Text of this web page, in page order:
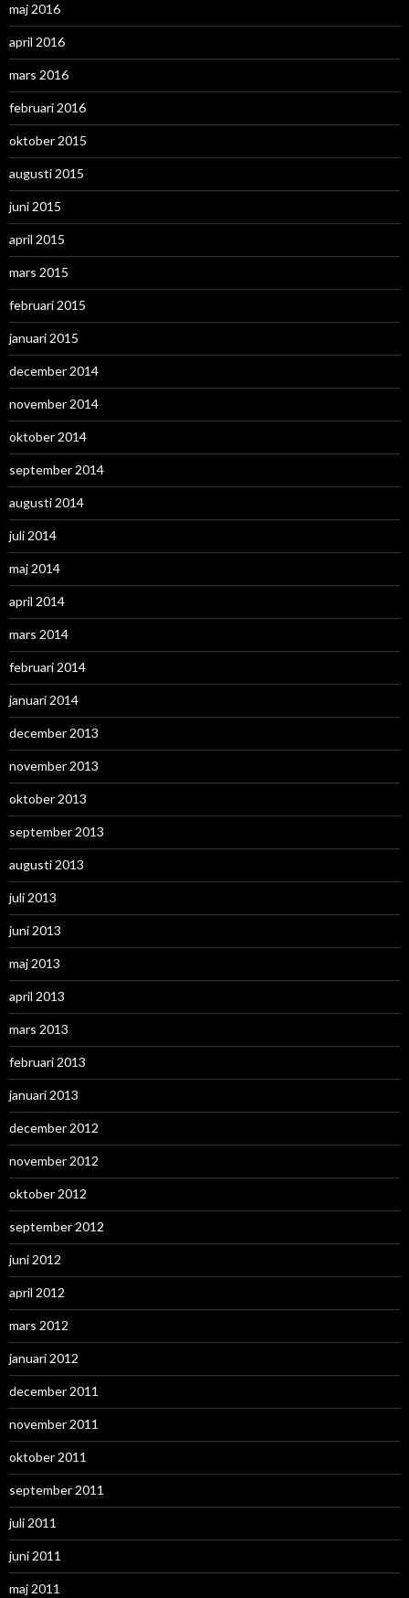
maj 2016
april 2016
mars 2016
februari 2016
oktober 2015
augusti 2015
juni 2015
april 2015
mars 2015
februari 2015
januari 2015
december 2014
november 2014
oktober 2014
september 2014
augusti 2014
juli 2014
maj 2014
april 2014
mars 2014
februari 2014
januari 2014
december 2013
november 2013
oktober 2013
september 2013
augusti 2013
juli 2013
juni 2013
maj 2013
april 2013
mars 2013
februari 2013
januari 2013
december 2012
november 2012
oktober 2012
september 2012
juni 2012
april 2012
mars 2012
januari 2012
december 2011
november 2011
oktober 2011
september 2011
juli 2011
juni 2011
maj 2011